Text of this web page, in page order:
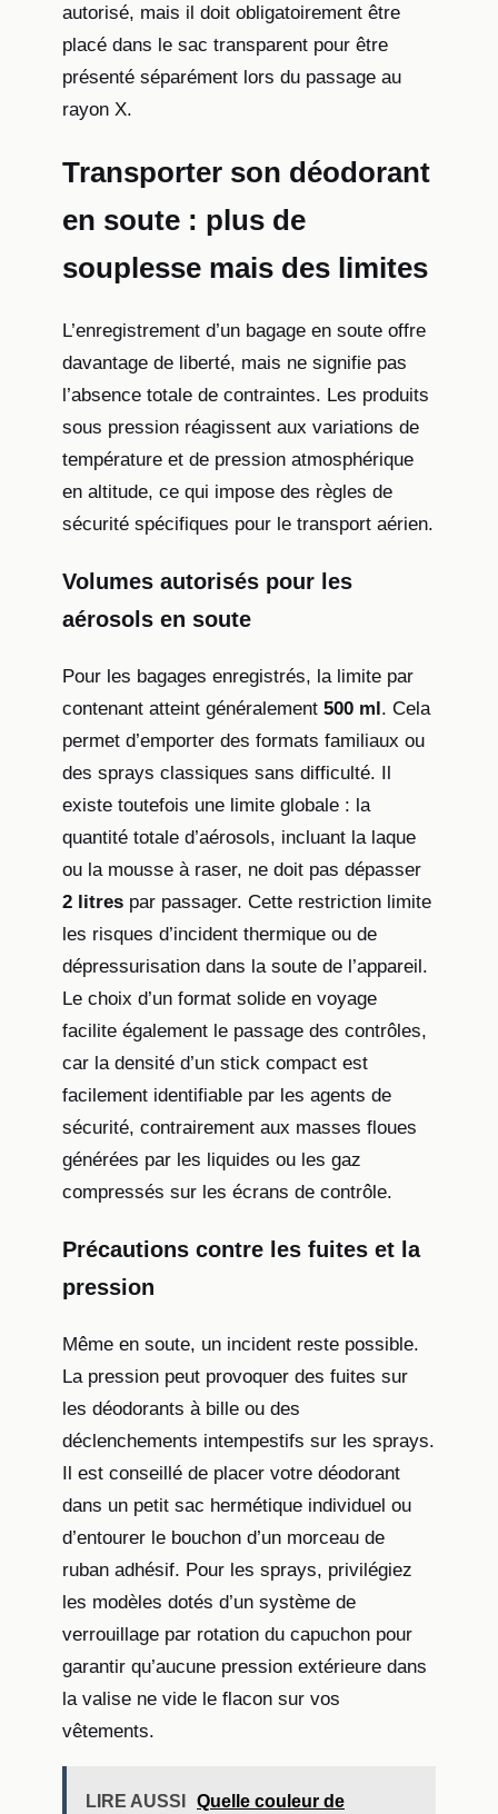
autorisé, mais il doit obligatoirement être
placé dans le sac transparent pour être
présenté séparément lors du passage au
rayon X.
Transporter son déodorant
en soute : plus de
souplesse mais des limites
L’enregistrement d’un bagage en soute offre
davantage de liberté, mais ne signifie pas
l’absence totale de contraintes. Les produits
sous pression réagissent aux variations de
température et de pression atmosphérique
en altitude, ce qui impose des règles de
sécurité spécifiques pour le transport aérien.
Volumes autorisés pour les
aérosols en soute
Pour les bagages enregistrés, la limite par
contenant atteint généralement 500 ml. Cela
permet d’emporter des formats familiaux ou
des sprays classiques sans difficulté. Il
existe toutefois une limite globale : la
quantité totale d’aérosols, incluant la laque
ou la mousse à raser, ne doit pas dépasser
2 litres par passager. Cette restriction limite
les risques d’incident thermique ou de
dépressurisation dans la soute de l’appareil.
Le choix d’un format solide en voyage
facilite également le passage des contrôles,
car la densité d’un stick compact est
facilement identifiable par les agents de
sécurité, contrairement aux masses floues
générées par les liquides ou les gaz
compressés sur les écrans de contrôle.
Précautions contre les fuites et la
pression
Même en soute, un incident reste possible.
La pression peut provoquer des fuites sur
les déodorants à bille ou des
déclenchements intempestifs sur les sprays.
Il est conseillé de placer votre déodorant
dans un petit sac hermétique individuel ou
d’entourer le bouchon d’un morceau de
ruban adhésif. Pour les sprays, privilégiez
les modèles dotés d’un système de
verrouillage par rotation du capuchon pour
garantir qu’aucune pression extérieure dans
la valise ne vide le flacon sur vos
vêtements.
LIRE AUSSI Quelle couleur de